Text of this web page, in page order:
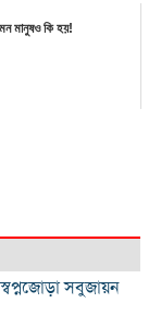
মানুষও কি হয়!
সবুজায়ন